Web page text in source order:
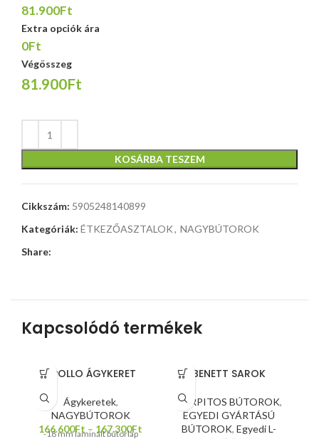
81.900Ft
Extra opciók ára
0Ft
Végösszeg
81.900Ft
KOSÁRBA TESZEM
Cikkszám: 5905248140899
Kategóriák: ÉTKEZŐASZTALOK, NAGYBÚTOROK
Share:
Kapcsolódó termékek
APOLLO ÁGYKERET
Ágykeretek,
NAGYBÚTOROK
166.600Ft – 167.300Ft
-18 mm laminált bútorlap
BENETT SAROK
KÁRPITOS BÚTOROK,
EGYEDI GYÁRTÁSÚ
BÚTOROK, Egyedi L-